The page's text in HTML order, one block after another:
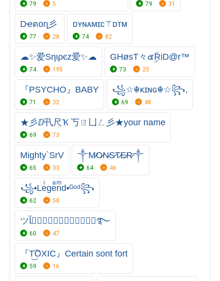
79 5 79 31
Dҽตoɳ彡
77 28
ᴅʏɴᴀᴍɪᴄ⚚ᴅᴛᴍ
74 82
☁✨爱Sηιρєz爱✨☁
74 195
GHøsT々๕ۣۜRiD@r™
73 25
『PSYCHO』BABY
71 32
꧁☆☬κɪɴɢ☬☆꧂,
69 48
★彡ⅅ卂尺Ҡ 丂ㄖ凵ㄥ彡★your name
69 73
Mighty`SrV
65 33
༒M̷O̷N̷S̷T̷E̷R̷༒
64 46
꧁•Leͥgeͣnͫd•ᴳᵒᵈ꧂
62 58
ツجۣۗـۙوۣبۣۗـۙآ࿐
60 47
『T͜͡OXIC』Certain sont fort
59 16